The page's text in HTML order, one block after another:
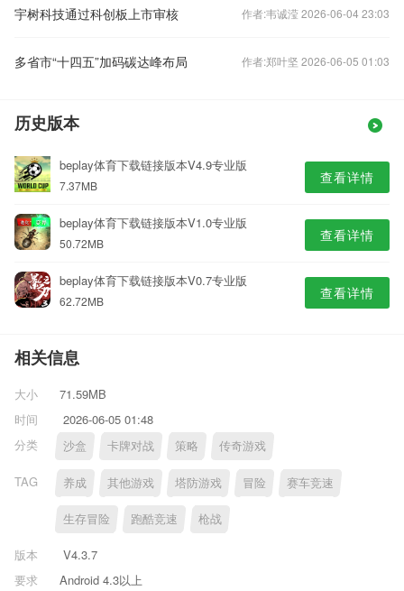
宇树科技通过科创板上市审核 作者:韦诚滢 2026-06-04 23:03
多省市“十四五”加码碳达峰布局 作者:郑叶坚 2026-06-05 01:03
历史版本
beplay体育下载链接版本V4.9专业版
7.37MB 查看详情
beplay体育下载链接版本V1.0专业版
50.72MB 查看详情
beplay体育下载链接版本V0.7专业版
62.72MB 查看详情
相关信息
大小
71.59MB
时间
2026-06-05 01:48
分类
沙盒 卡牌对战 策略 传奇游戏
TAG 养成 其他游戏 塔防游戏 冒险 赛车竞速
生存冒险 跑酷竞速 枪战
版本
V4.3.7
要求
Android 4.3以上